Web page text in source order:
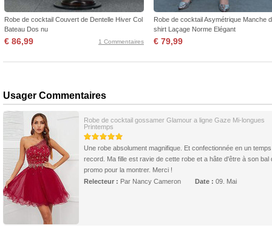
Robe de cocktail Couvert de Dentelle Hiver Col
Bateau Dos nu
€ 86,99 1 Commentaires
Robe de cocktail Asymétrique Manche
shirt Laçage Norme Elégant
€ 79,99
Usager Commentaires
Robe de cocktail gossamer Glamour a ligne Gaze Mi-longues
Printemps
Une robe absolument magnifique. Et confectionnée en un temps
record. Ma fille est ravie de cette robe et a hâte d'être à son bal
promo pour la montrer. Merci !
Relecteur : Par Nancy Cameron Date : 09. Mai